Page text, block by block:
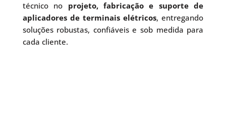
técnico no projeto, fabricação e suporte de
aplicadores de terminais elétricos, entregando
soluções robustas, confiáveis e sob medida para
cada cliente.